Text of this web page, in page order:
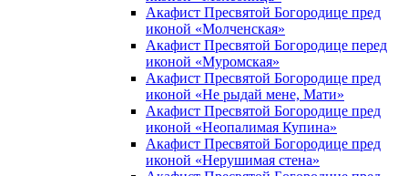
Акафист Пресвятой Богородице пред
иконой «Молченская»
Акафист Пресвятой Богородице перед
иконой «Муромская»
Акафист Пресвятой Богородице пред
иконой «Не рыдай мене, Мати»
Акафист Пресвятой Богородице пред
иконой «Неопалимая Купина»
Акафист Пресвятой Богородице пред
иконой «Нерушимая стена»